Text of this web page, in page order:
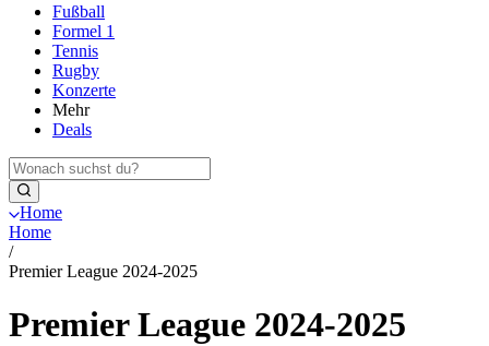
Fußball
Formel 1
Tennis
Rugby
Konzerte
Mehr
Deals
Home
Home
/
Premier League 2024-2025
Premier League 2024-2025